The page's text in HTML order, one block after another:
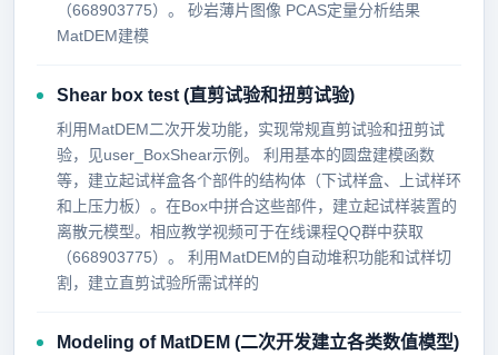
（668903775）。 砂岩薄片图像 PCAS定量分析结果
MatDEM建模
Shear box test (直剪试验和扭剪试验)
利用MatDEM二次开发功能，实现常规直剪试验和扭剪试
验，见user_BoxShear示例。 利用基本的圆盘建模函数
等，建立起试样盒各个部件的结构体（下试样盒、上试样环
和上压力板）。在Box中拼合这些部件，建立起试样装置的
离散元模型。相应教学视频可于在线课程QQ群中获取
（668903775）。 利用MatDEM的自动堆积功能和试样切
割，建立直剪试验所需试样的
Modeling of MatDEM (二次开发建立各类数值模型)